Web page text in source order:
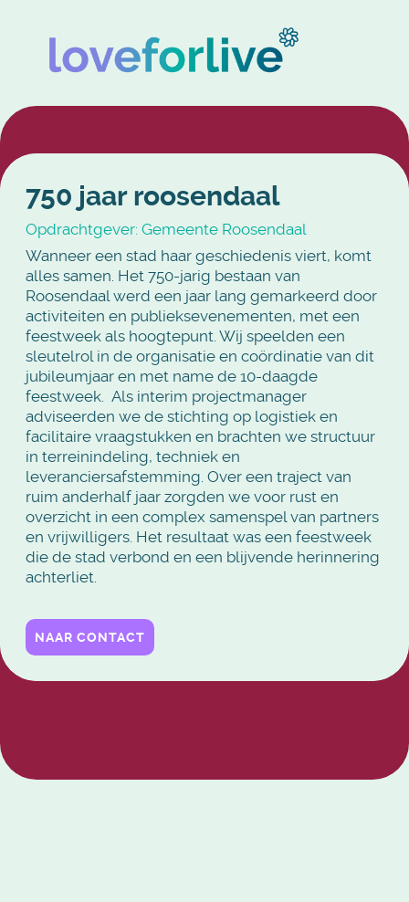
750 jaar roosendaal
Opdrachtgever: Gemeente Roosendaal
Wanneer een stad haar geschiedenis viert, komt
alles samen. Het 750-jarig bestaan van
Roosendaal werd een jaar lang gemarkeerd door
activiteiten en publieksevenementen, met een
feestweek als hoogtepunt. Wij speelden een
sleutelrol in de organisatie en coördinatie van dit
jubileumjaar en met name de 10-daagde
feestweek. Als interim projectmanager
adviseerden we de stichting op logistiek en
facilitaire vraagstukken en brachten we structuur
in terreinindeling, techniek en
leveranciersafstemming. Over een traject van
ruim anderhalf jaar zorgden we voor rust en
overzicht in een complex samenspel van partners
en vrijwilligers. Het resultaat was een feestweek
die de stad verbond en een blijvende herinnering
achterliet.
NAAR CONTACT